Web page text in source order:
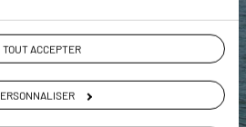
TOUT ACCEPTER
UN DEVIS
ou
avec un spécialiste Malaisie